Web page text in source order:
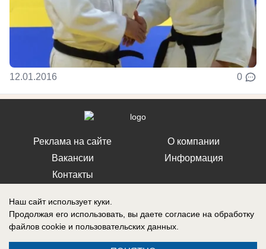
12.01.2016 0
Реклама на сайте
Вакансии
Контакты
О компании
Информация
Федеральной службой по надзору в сфере связи, информационных
Наш сайт использует куки.
Продолжая его использовать, вы даете согласие на обработку
файлов cookie и пользовательских данных.